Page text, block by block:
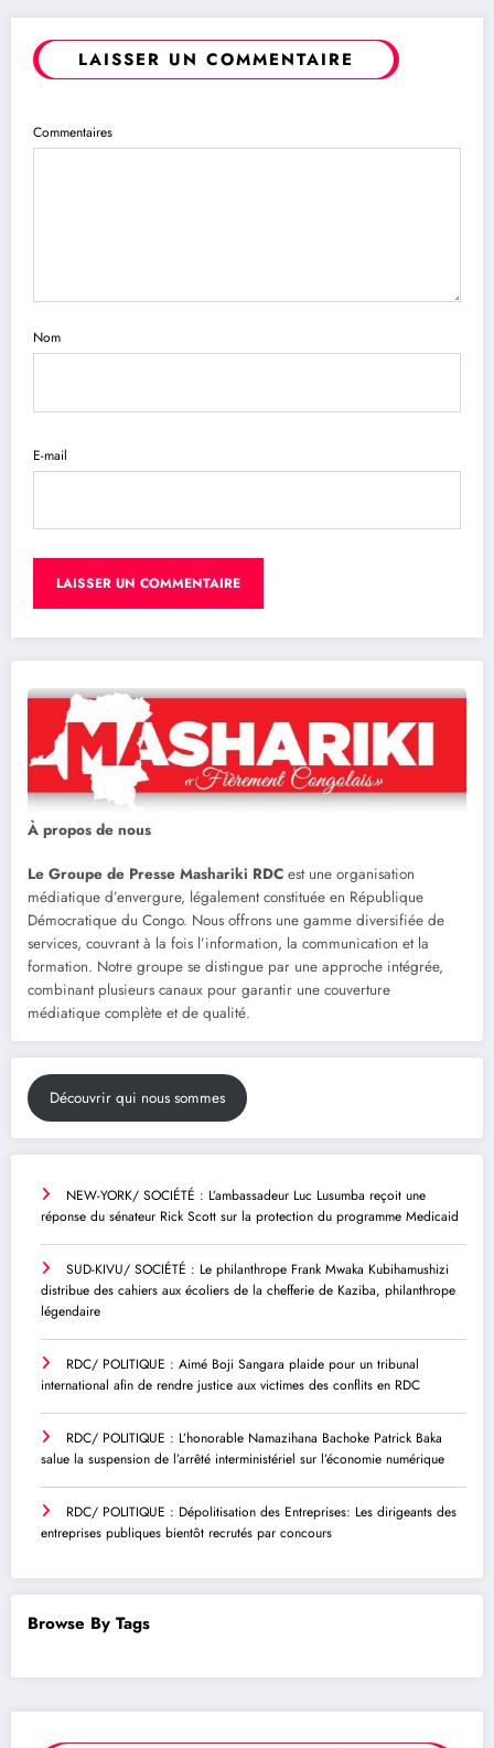
LAISSER UN COMMENTAIRE
Commentaires
Nom
E-mail
À propos de nous
Le Groupe de Presse Mashariki RDC est une organisation
médiatique d’envergure, légalement constituée en République
Démocratique du Congo. Nous offrons une gamme diversifiée de
services, couvrant à la fois l’information, la communication et la
formation. Notre groupe se distingue par une approche intégrée,
combinant plusieurs canaux pour garantir une couverture
médiatique complète et de qualité.
Découvrir qui nous sommes
NEW-YORK/ SOCIÉTÉ : L’ambassadeur Luc Lusumba reçoit une
réponse du sénateur Rick Scott sur la protection du programme Medicaid
SUD-KIVU/ SOCIÉTÉ : Le philanthrope Frank Mwaka Kubihamushizi
distribue des cahiers aux écoliers de la chefferie de Kaziba, philanthrope
légendaire
RDC/ POLITIQUE : Aimé Boji Sangara plaide pour un tribunal
international afin de rendre justice aux victimes des conflits en RDC
RDC/ POLITIQUE : L’honorable Namazihana Bachoke Patrick Baka
salue la suspension de l’arrêté interministériel sur l’économie numérique
RDC/ POLITIQUE : Dépolitisation des Entreprises: Les dirigeants des
entreprises publiques bientôt recrutés par concours
Browse By Tags